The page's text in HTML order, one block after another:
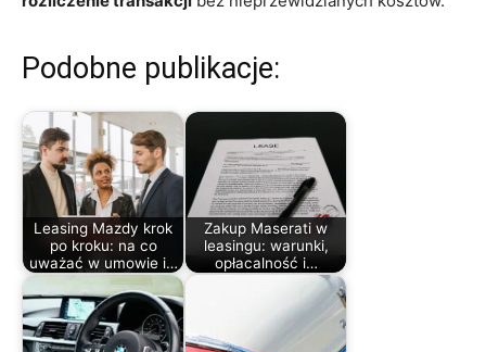
Podobne publikacje:
Leasing Mazdy krok
po kroku: na co
uważać w umowie i…
Zakup Maserati w
leasingu: warunki,
opłacalność i…